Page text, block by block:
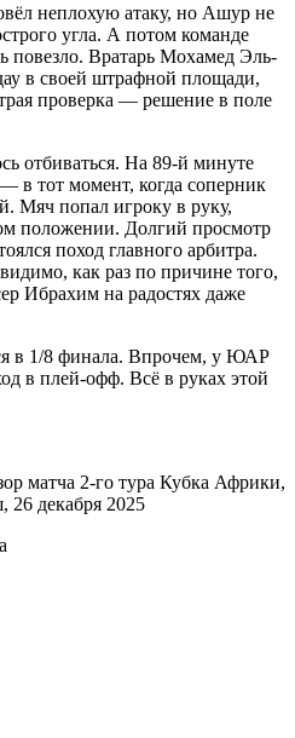
неплохую атаку, но Ашур не
угла. А потом команде
повезло. Вратарь Мохамед Эль-
в своей штрафной площади,
проверка — решение в поле
отбиваться. На 89-й минуте
в тот момент, когда соперник
Мяч попал игроку в руку,
положении. Долгий просмотр
поход главного арбитра.
как раз по причине того,
Ибрахим на радостях даже
в 1/8 финала. Впрочем, у ЮАР
в плей-офф. Всё в руках этой